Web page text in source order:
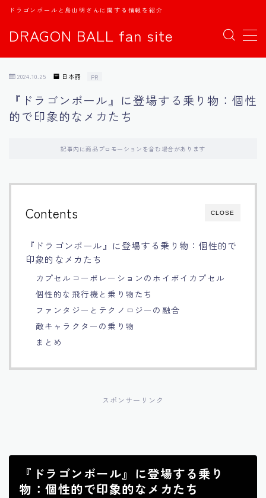
DRAGON BALL fan site
ドラゴンボールと鳥山明さんに関する情報を紹介
MENU
日本語
中文
Español
اللغة العربية
Français
Bahasa Indonesia
Português
2024.10.25 日本語 PR
『ドラゴンボール』に登場する乗り物：個性
的で印象的なメカたち
記事内に商品プロモーションを含む場合があります
CLOSE
Contents
『ドラゴンボール』に登場する乗り物：個性的で
印象的なメカたち
カプセルコーポレーションのホイポイカプセル
個性的な飛行機と乗り物たち
ファンタジーとテクノロジーの融合
敵キャラクターの乗り物
まとめ
スポンサーリンク
『ドラゴンボール』に登場する乗り
物：個性的で印象的なメカたち